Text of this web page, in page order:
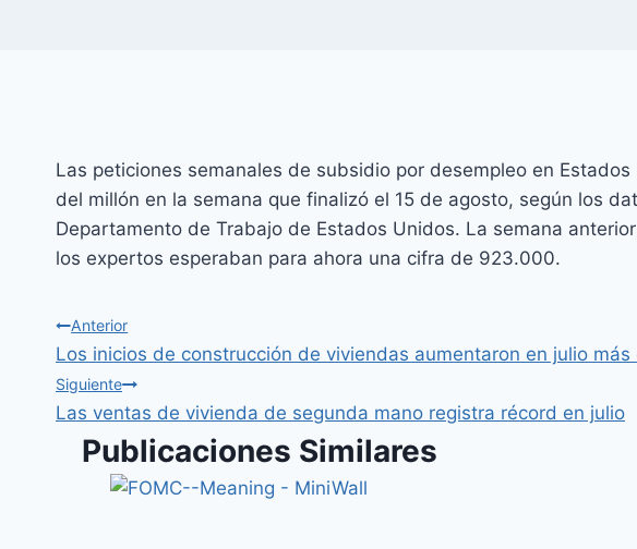
Las peticiones semanales de subsidio por desempleo en
del millón en la semana que finalizó el 15 de agosto, según los
Departamento de Trabajo de Estados Unidos. La semana
los expertos esperaban para ahora una cifra de 923.000.
Anterior
Los inicios de construcción de viviendas aumentaron en julio
Siguiente
Las ventas de vivienda de segunda mano registra récord en julio
Publicaciones Similares